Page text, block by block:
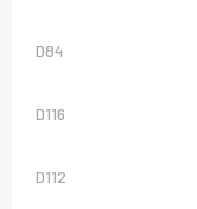
D84
D116
D112